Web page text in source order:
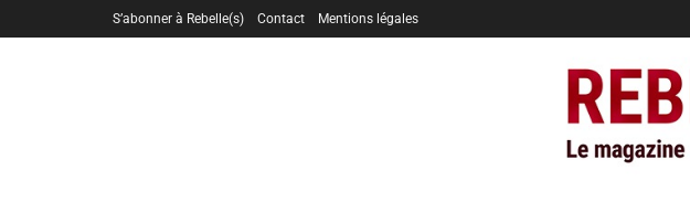
S’abonner à Rebelle(s) Contact Mentions légales